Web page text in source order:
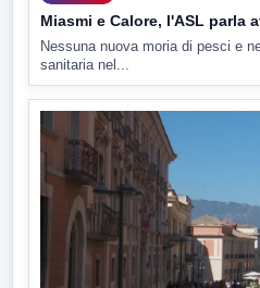
Miasmi e Calore, l'ASL parla
Nessuna nuova moria di pesci e
sanitaria nel...